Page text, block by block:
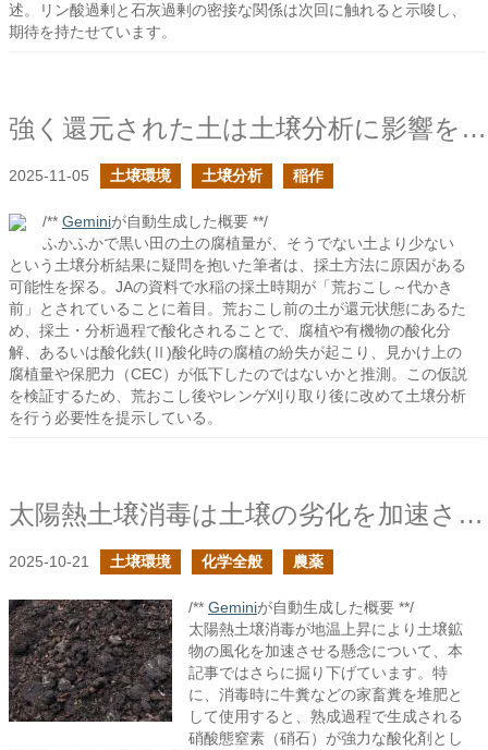
述。リン酸過剰と石灰過剰の密接な関係は次回に触れると示唆し、
期待を持たせています。
強く還元された土は土壌分析に影響を与えるか？
2025-11-05 土壌環境 土壌分析 稲作
/** Geminiが自動生成した概要 **/
ふかふかで黒い田の土の腐植量が、そうでない土より少ない
という土壌分析結果に疑問を抱いた筆者は、採土方法に原因がある
可能性を探る。JAの資料で水稲の採土時期が「荒おこし～代かき
前」とされていることに着目。荒おこし前の土が還元状態にあるた
め、採土・分析過程で酸化されることで、腐植や有機物の酸化分
解、あるいは酸化鉄(Ⅱ)酸化時の腐植の紛失が起こり、見かけ上の
腐植量や保肥力（CEC）が低下したのではないかと推測。この仮説
を検証するため、荒おこし後やレンゲ刈り取り後に改めて土壌分析
を行う必要性を提示している。
太陽熱土壌消毒は土壌の劣化を加速させる恐れがあるの続き
2025-10-21 土壌環境 化学全般 農薬
/** Geminiが自動生成した概要 **/
太陽熱土壌消毒が地温上昇により土壌鉱
物の風化を加速させる懸念について、本
記事ではさらに掘り下げています。特
に、消毒時に牛糞などの家畜糞を堆肥と
して使用すると、熟成過程で生成される
硝酸態窒素（硝石）が強力な酸化剤とし